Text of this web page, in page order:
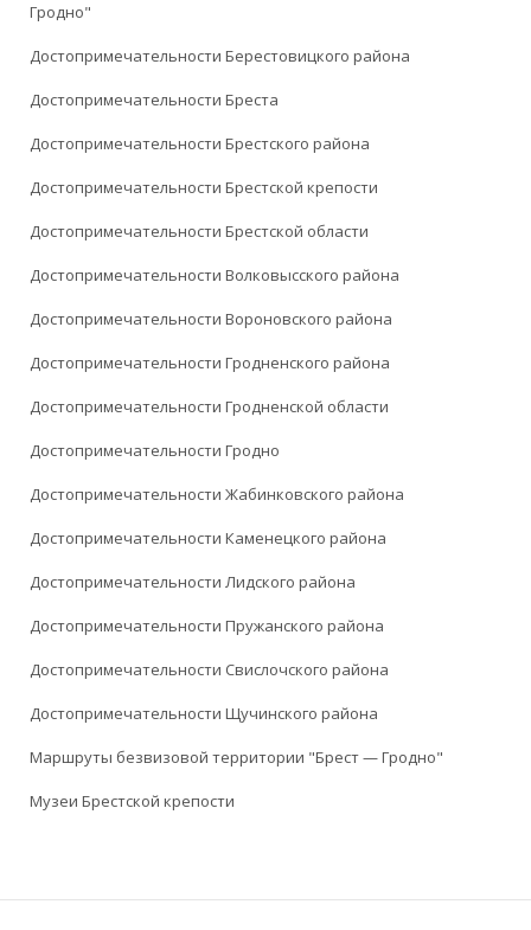
Гродно"
Достопримечательности Берестовицкого района
Достопримечательности Бреста
Достопримечательности Брестского района
Достопримечательности Брестской крепости
Достопримечательности Брестской области
Достопримечательности Волковысского района
Достопримечательности Вороновского района
Достопримечательности Гродненского района
Достопримечательности Гродненской области
Достопримечательности Гродно
Достопримечательности Жабинковского района
Достопримечательности Каменецкого района
Достопримечательности Лидского района
Достопримечательности Пружанского района
Достопримечательности Свислочского района
Достопримечательности Щучинского района
Маршруты безвизовой территории "Брест — Гродно"
Музеи Брестской крепости